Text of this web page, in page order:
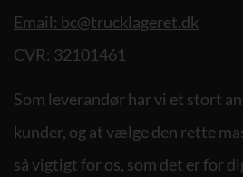
Email: bc@trucklageret.dk
CVR: 32101461
Som leverandør har vi et stort
kunder, og at vælge den rette
så vigtigt for os, som det er for